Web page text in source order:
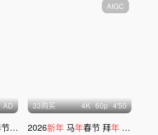
AD
拜 视频框
AIGC
33购买 4K 60p 4'50
2026新年 马年春节 拜年 新年